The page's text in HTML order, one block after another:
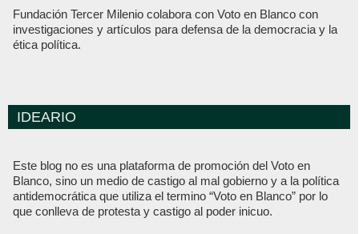
Fundación Tercer Milenio colabora con Voto en Blanco con
investigaciones y artículos para defensa de la democracia y la
ética política.
IDEARIO
Este blog no es una plataforma de promoción del Voto en
Blanco, sino un medio de castigo al mal gobierno y a la política
antidemocrática que utiliza el termino “Voto en Blanco” por lo
que conlleva de protesta y castigo al poder inicuo.